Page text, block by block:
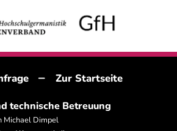
– Zur Startseite
technische Betreuung
Michael Dimpel